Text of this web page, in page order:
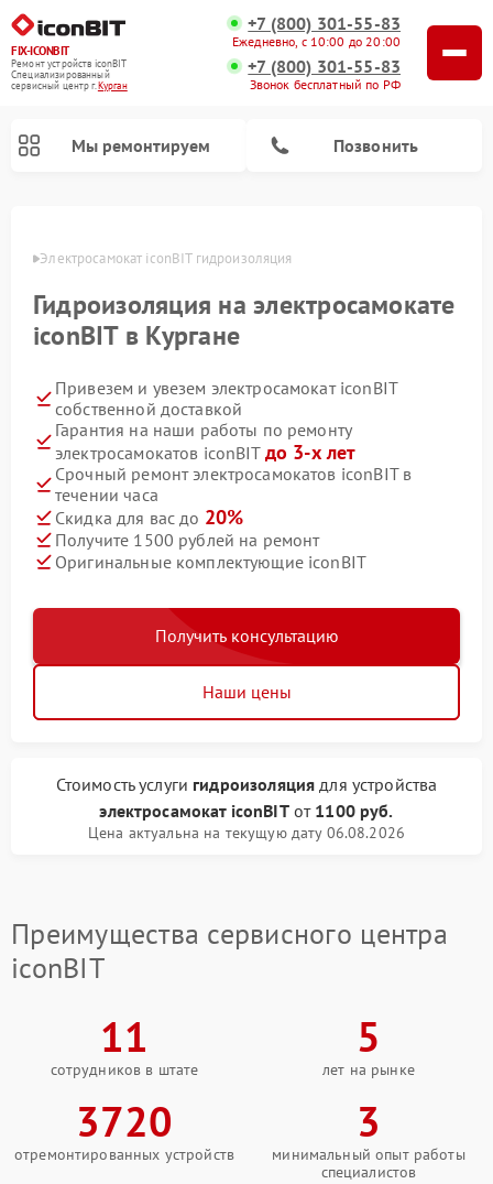
FIX-ICONBIT
Ремонт устройств iconBIT
Специализированный
cервисный центр г.Курган
+7 (800) 301-55-83
Ежедневно, с 10:00 до 20:00
+7 (800) 301-55-83
Звонок бесплатный по РФ
Мы ремонтируем Позвонить
Электросамокат iconBIT гидроизоляция
Гидроизоляция на электросамокате
iconBIT в Кургане
Привезем и увезем электросамокат iconBIT
собственной доставкой
Гарантия на наши работы по ремонту
электросамокатов iconBIT до 3-х лет
Срочный ремонт электросамокатов iconBIT в
течении часа
Скидка для вас до 20%
Получите 1500 рублей на ремонт
Оригинальные комплектующие iconBIT
Получить консультацию
Наши цены
Стоимость услуги гидроизоляция для устройства
электросамокат iconBITот 1100 руб.
Цена актуальна на текущую дату 06.08.2026
Преимущества сервисного центра
iconBIT
11
сотрудников в штате
5
лет на рынке
3720
отремонтированных устройств
3
минимальный опыт работы
специалистов